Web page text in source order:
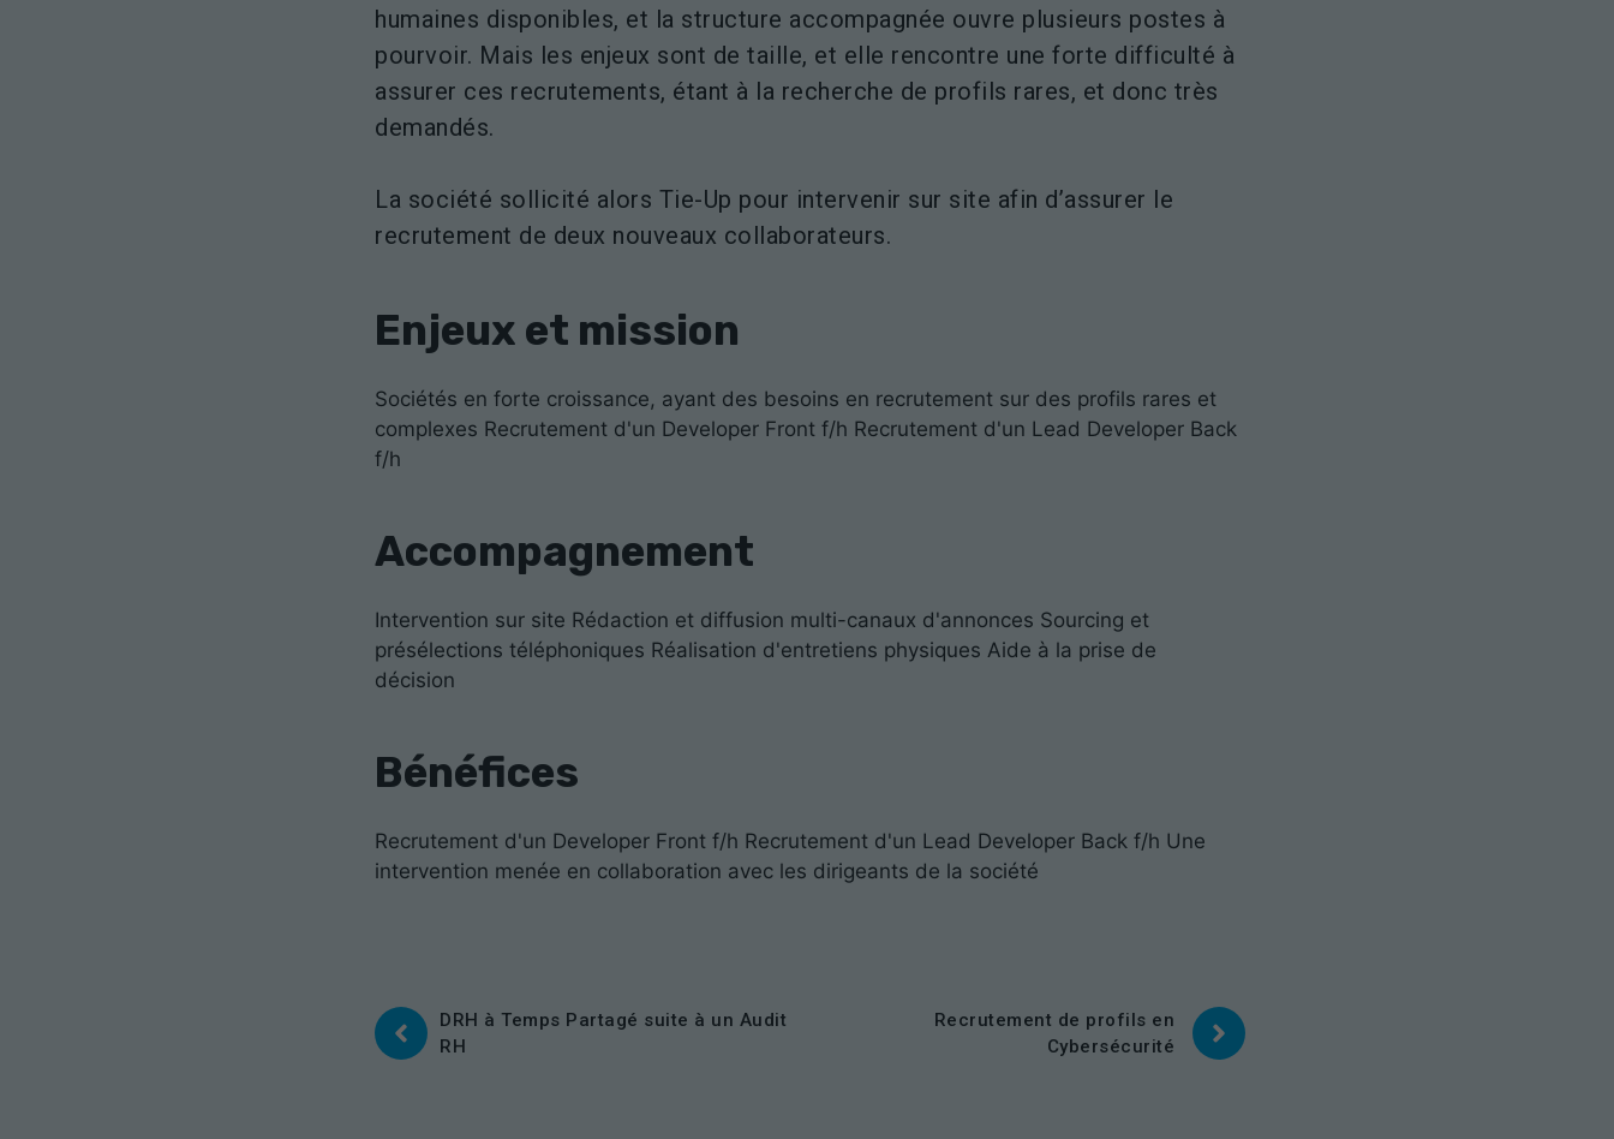
humaines disponibles, et la structure accompagnée ouvre plusieurs postes à
pourvoir. Mais les enjeux sont de taille, et elle rencontre une forte difficulté à
assurer ces recrutements, étant à la recherche de profils rares, et donc très
demandés.
La société sollicité alors Tie-Up pour intervenir sur site afin d’assurer le
recrutement de deux nouveaux collaborateurs.
Enjeux et mission
Sociétés en forte croissance, ayant des besoins en recrutement sur des profils rares et
complexes Recrutement d'un Developer Front f/h Recrutement d'un Lead Developer Back
f/h
Accompagnement
Intervention sur site Rédaction et diffusion multi-canaux d'annonces Sourcing et
présélections téléphoniques Réalisation d'entretiens physiques Aide à la prise de
décision
Bénéfices
Recrutement d'un Developer Front f/h Recrutement d'un Lead Developer Back f/h Une
intervention menée en collaboration avec les dirigeants de la société
DRH à Temps Partagé suite à un Audit
RH
Recrutement de profils en
Cybersécurité